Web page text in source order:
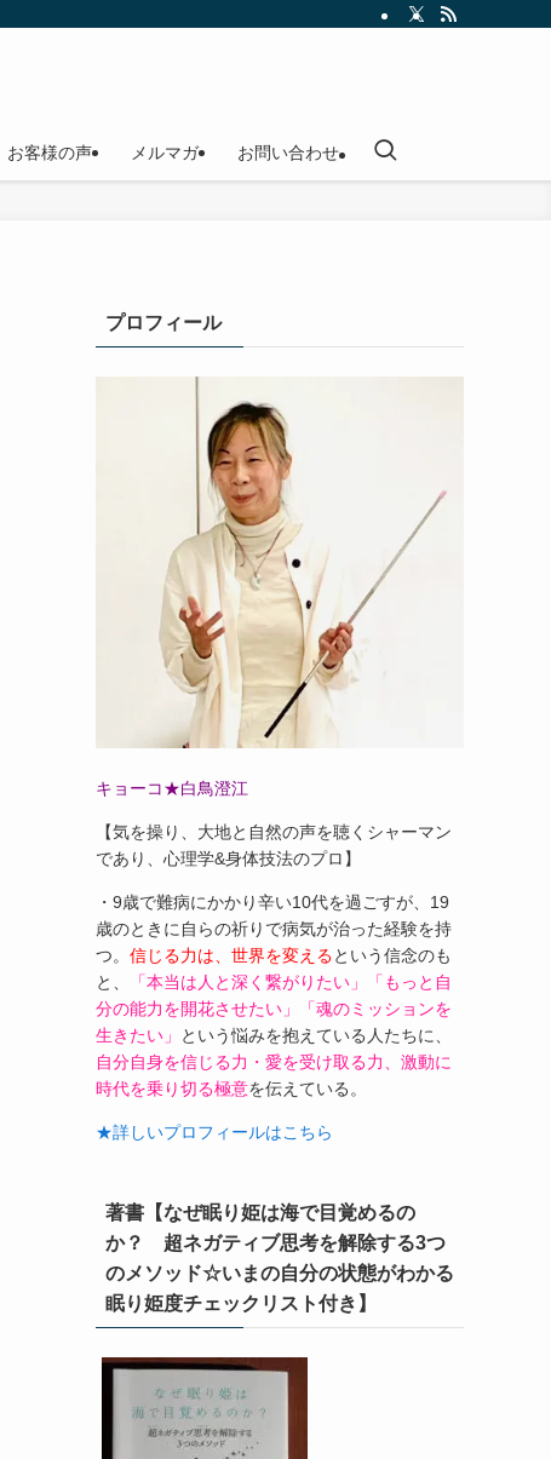
お客様の声 メルマガ お問い合わせ
プロフィール
キョーコ★白鳥澄江
【気を操り、大地と自然の声を聴くシャーマン
であり、心理学&身体技法のプロ】
・9歳で難病にかかり辛い10代を過ごすが、19
歳のときに自らの祈りで病気が治った経験を持
つ。 信じる力は、世界を変えるという信念のも
と、
「本当は人と深く繋がりたい」「もっと自
分の能力を開花させたい」「魂のミッションを
生きたい」
という悩みを抱えている人たちに、
自分自身を信じる力・愛を受け取る力、激動に
時代を乗り切る極意を伝えている。
★詳しいプロフィールはこちら
著書【なぜ眠り姫は海で目覚めるの
か？ 超ネガティブ思考を解除する3つ
のメソッド☆いまの自分の状態がわかる
眠り姫度チェックリスト付き】